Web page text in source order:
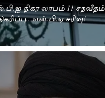
நிகர லாபம் 11 சதவீதம்
என்.பி.ஏ சரிவு!